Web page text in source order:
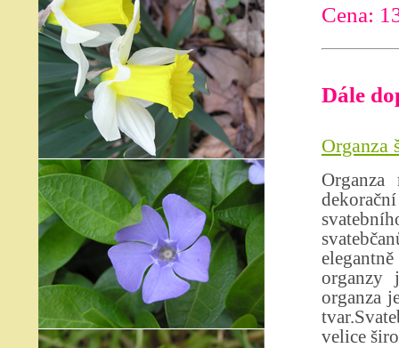
Cena:
Dále
Organza
organzy
organza
velice